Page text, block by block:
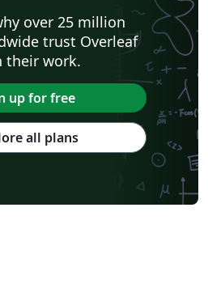
over 25 million
trust Overleaf
their work.
up for free
all plans